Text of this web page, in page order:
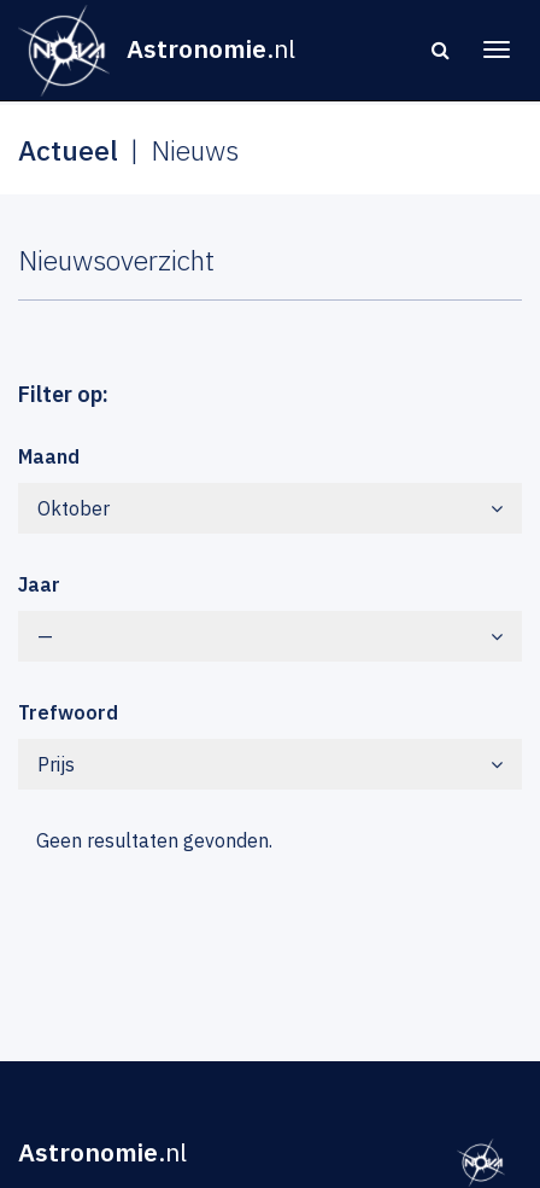
Astronomie.nl
Actueel Nieuws
Nieuwsoverzicht
Filter op:
Maand
Oktober
Jaar
—
Trefwoord
Prijs
Geen resultaten gevonden.
Astronomie.nl